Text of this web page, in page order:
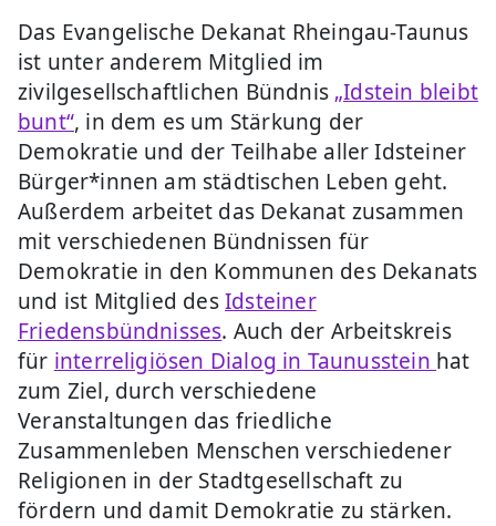
Das Evangelische Dekanat Rheingau-Taunus
ist unter anderem Mitglied im
zivilgesellschaftlichen Bündnis „Idstein bleibt
bunt“, in dem es um Stärkung der
Demokratie und der Teilhabe aller Idsteiner
Bürger*innen am städtischen Leben geht.
Außerdem arbeitet das Dekanat zusammen
mit verschiedenen Bündnissen für
Demokratie in den Kommunen des Dekanats
und ist Mitglied desIdsteiner
Friedensbündnisses. Auch der Arbeitskreis
für interreligiösen Dialog in Taunusstein hat
zum Ziel, durch verschiedene
Veranstaltungen das friedliche
Zusammenleben Menschen verschiedener
Religionen in der Stadtgesellschaft zu
fördern und damit Demokratie zu stärken.